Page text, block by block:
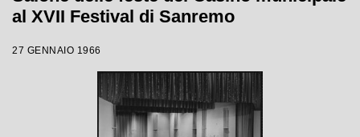
al XVII Festival di Sanremo
27 GENNAIO 1966